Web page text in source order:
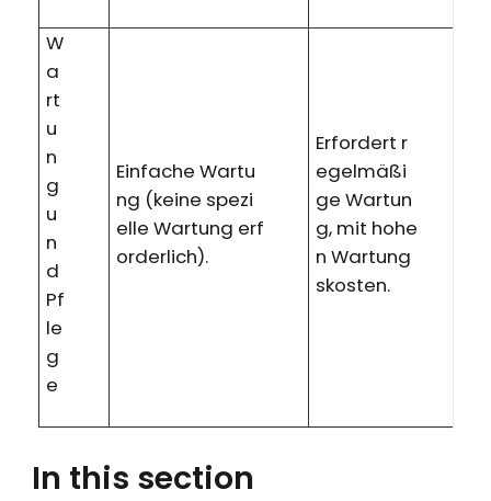
W
a
rt
u
n
g
u
n
d
Pf
le
g
e
Einfache Wartu
ng (keine spezi
elle Wartung erf
orderlich).
Erfordert r
egelmäßi
ge Wartun
g, mit hohe
n Wartung
skosten.
In this section